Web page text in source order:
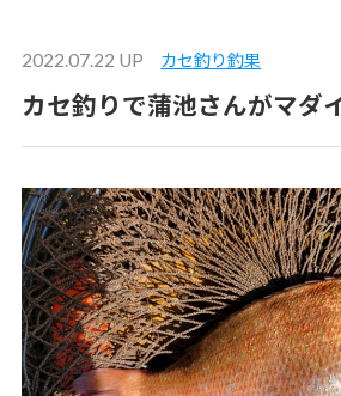
2022.07.22 UP カセ釣り釣果
カセ釣りで蒲池さんがマダ